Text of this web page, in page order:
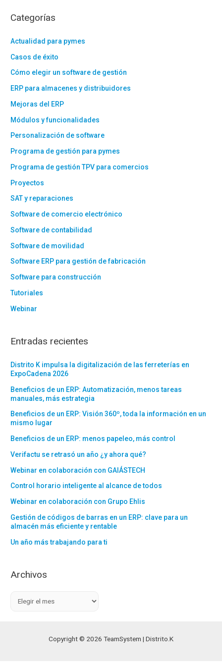
Categorías
Actualidad para pymes
Casos de éxito
Cómo elegir un software de gestión
ERP para almacenes y distribuidores
Mejoras del ERP
Módulos y funcionalidades
Personalización de software
Programa de gestión para pymes
Programa de gestión TPV para comercios
Proyectos
SAT y reparaciones
Software de comercio electrónico
Software de contabilidad
Software de movilidad
Software ERP para gestión de fabricación
Software para construcción
Tutoriales
Webinar
Entradas recientes
Distrito K impulsa la digitalización de las ferreterías en
ExpoCadena 2026
Beneficios de un ERP: Automatización, menos tareas
manuales, más estrategia
Beneficios de un ERP: Visión 360º, toda la información en un
mismo lugar
Beneficios de un ERP: menos papeleo, más control
Verifactu se retrasó un año ¿y ahora qué?
Webinar en colaboración con GAIÁSTECH
Control horario inteligente al alcance de todos
Webinar en colaboración con Grupo Ehlis
Gestión de códigos de barras en un ERP: clave para un
almacén más eficiente y rentable
Un año más trabajando para ti
Archivos
Copyright © 2026 TeamSystem | Distrito.K